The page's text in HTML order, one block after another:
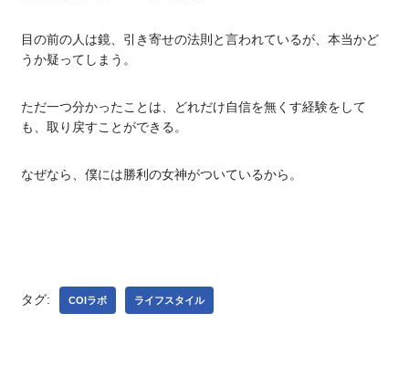
目の前の人は鏡、引き寄せの法則と言われているが、本当かど
うか疑ってしまう。
ただ一つ分かったことは、どれだけ自信を無くす経験をして
も、取り戻すことができる。
なぜなら、僕には勝利の女神がついているから。
タグ: COIラボ ライフスタイル